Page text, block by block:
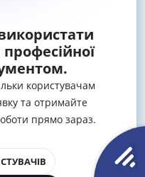
користувачам
та отримайте
прямо зараз.